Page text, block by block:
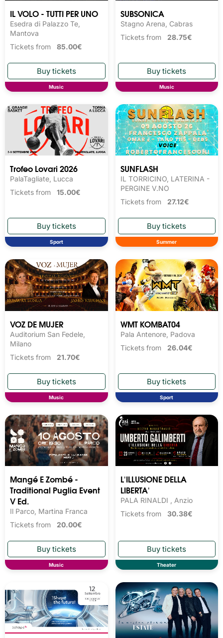
IL VOLO - TUTTI PER UNO
Esedra di Palazzo Te,
Mantova
Tickets from 85.00€
Music
SUBSONICA
Stagno Arena, Cabras
Tickets from 28.75€
Music
Trofeo Lovari 2026
PalaTagliate, Lucca
Tickets from 15.00€
Sport
SUNFLASH
IL TORRICINO, LATERINA -
PERGINE V.NO
Tickets from 27.12€
Summer
VOZ DE MUJER
Auditorium San Fedele,
Milano
Tickets from 21.70€
Music
WMT KOMBAT04
Pala Antenore, Padova
Tickets from 26.04€
Sport
Mangé E Zombé -
Traditional Puglia Event
V Ed.
Il Parco, Martina Franca
Tickets from 20.00€
Music
L'ILLUSIONE DELLA
LIBERTA'
PALA RINALDI , Anzio
Tickets from 30.38€
Theater